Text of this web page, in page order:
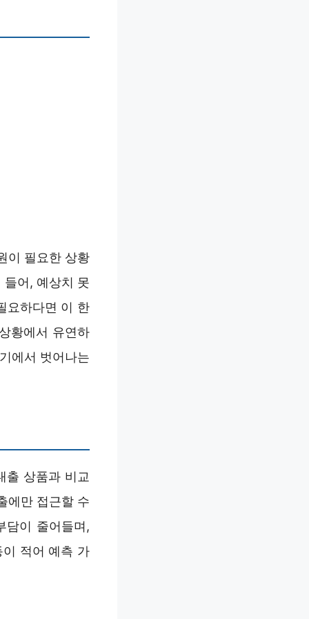
이 필요한 상황
어, 예상치 못
요하다면 이 한
황에서 유연하
에서 벗어나는
출 상품과 비교
에만 접근할 수
담이 줄어들며,
적어 예측 가